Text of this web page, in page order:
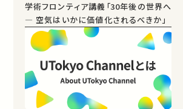
学術フロンティア講義「30年後の世界へ
― 空気はいかに価値化されるべきか」